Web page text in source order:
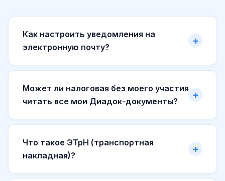
Как настроить уведомления на
электронную почту?
Может ли налоговая без моего участия
читать все мои Диадок-документы?
Что такое ЭТрН (транспортная
накладная)?